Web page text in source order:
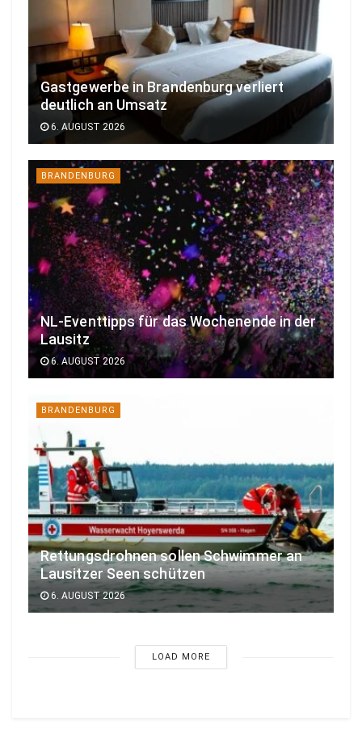
Gastgewerbe in Brandenburg verliert
deutlich an Umsatz
6. AUGUST 2026
BRANDENBURG
NL-Eventtipps für das Wochenende in der
Lausitz
6. AUGUST 2026
BRANDENBURG
Rettungsdrohnen sollen Schwimmer an
Lausitzer Seen schützen
6. AUGUST 2026
LOAD MORE